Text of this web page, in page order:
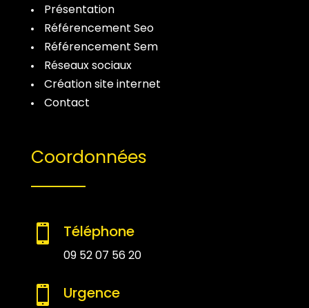
Présentation
Référencement Seo
Référencement Sem
Réseaux sociaux
Création site internet
Contact
Coordonnées
 Téléphone
09 52 07 56 20
 Urgence